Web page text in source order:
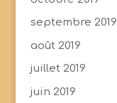
septembre 2019
août 2019
juillet 2019
juin 2019